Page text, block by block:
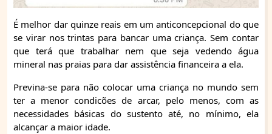
É melhor dar quinze reais em um anticoncepcional do que
se virar nos trintas para bancar uma criança. Sem contar
que terá que trabalhar nem que seja vedendo água
mineral nas praias para dar assistência financeira a ela.
Previna-se para não colocar uma criança no mundo sem
ter a menor condicões de arcar, pelo menos, com as
necessidades básicas do sustento até, no mínimo, ela
alcançar a maior idade.